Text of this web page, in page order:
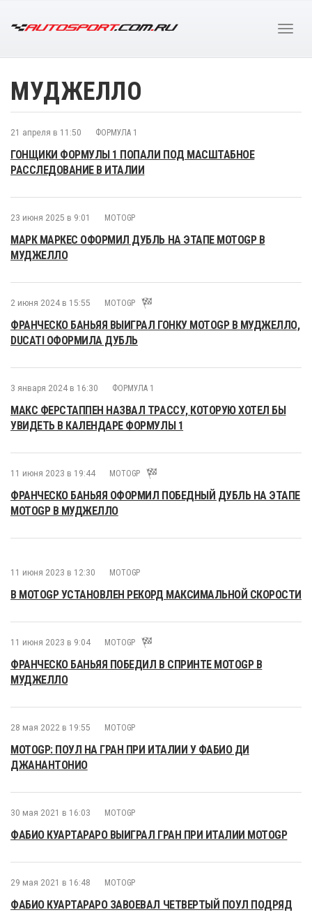
МУДЖЕЛЛО
21 апреля в 11:50 ФОРМУЛА 1
ГОНЩИКИ ФОРМУЛЫ 1 ПОПАЛИ ПОД МАСШТАБНОЕ
РАССЛЕДОВАНИЕ В ИТАЛИИ
23 июня 2025 в 9:01 MOTOGP
МАРК МАРКЕС ОФОРМИЛ ДУБЛЬ НА ЭТАПЕ MOTOGP В
МУДЖЕЛЛО
2 июня 2024 в 15:55 MOTOGP
ФРАНЧЕСКО БАНЬЯЯ ВЫИГРАЛ ГОНКУ MOTOGP В МУДЖЕЛЛО,
DUCATI ОФОРМИЛА ДУБЛЬ
3 января 2024 в 16:30 ФОРМУЛА 1
МАКС ФЕРСТАППЕН НАЗВАЛ ТРАССУ, КОТОРУЮ ХОТЕЛ БЫ
УВИДЕТЬ В КАЛЕНДАРЕ ФОРМУЛЫ 1
11 июня 2023 в 19:44 MOTOGP
ФРАНЧЕСКО БАНЬЯЯ ОФОРМИЛ ПОБЕДНЫЙ ДУБЛЬ НА ЭТАПЕ
MOTOGP В МУДЖЕЛЛО
11 июня 2023 в 12:30 MOTOGP
В MOTOGP УСТАНОВЛЕН РЕКОРД МАКСИМАЛЬНОЙ СКОРОСТИ
11 июня 2023 в 9:04 MOTOGP
ФРАНЧЕСКО БАНЬЯЯ ПОБЕДИЛ В СПРИНТЕ MOTOGP В
МУДЖЕЛЛО
28 мая 2022 в 19:55 MOTOGP
MOTOGP: ПОУЛ НА ГРАН ПРИ ИТАЛИИ У ФАБИО ДИ
ДЖАНАНТОНИО
30 мая 2021 в 16:03 MOTOGP
ФАБИО КУАРТАРАРО ВЫИГРАЛ ГРАН ПРИ ИТАЛИИ MOTOGP
29 мая 2021 в 16:48 MOTOGP
ФАБИО КУАРТАРАРО ЗАВОЕВАЛ ЧЕТВЕРТЫЙ ПОУЛ ПОДРЯД